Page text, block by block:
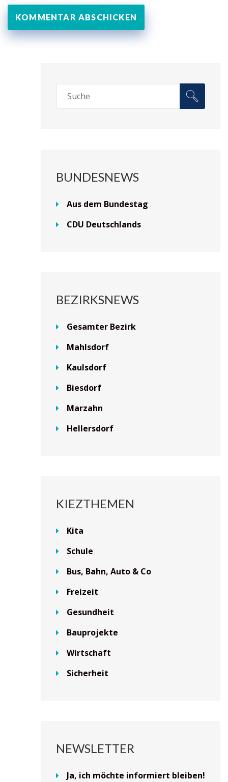
BUNDESNEWS
Aus dem Bundestag
CDU Deutschlands
BEZIRKSNEWS
Gesamter Bezirk
Mahlsdorf
Kaulsdorf
Biesdorf
Marzahn
Hellersdorf
KIEZTHEMEN
Kita
Schule
Bus, Bahn, Auto & Co
Freizeit
Gesundheit
Bauprojekte
Wirtschaft
Sicherheit
NEWSLETTER
Ja, ich möchte informiert bleiben!